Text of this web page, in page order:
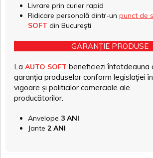
Livrare prin curier rapid
Ridicare personală dintr-un punct de
SOFT din București
GARANȚIE PRODUSE
La AUTO SOFT beneficiezi întotdeauna
garanția produselor conform legislației în
vigoare și politicilor comerciale ale
producătorilor.
Anvelope 3 ANI
Jante 2 ANI